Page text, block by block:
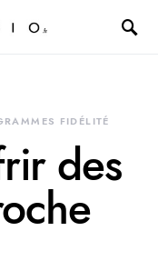
FIDÉLITÉ
des